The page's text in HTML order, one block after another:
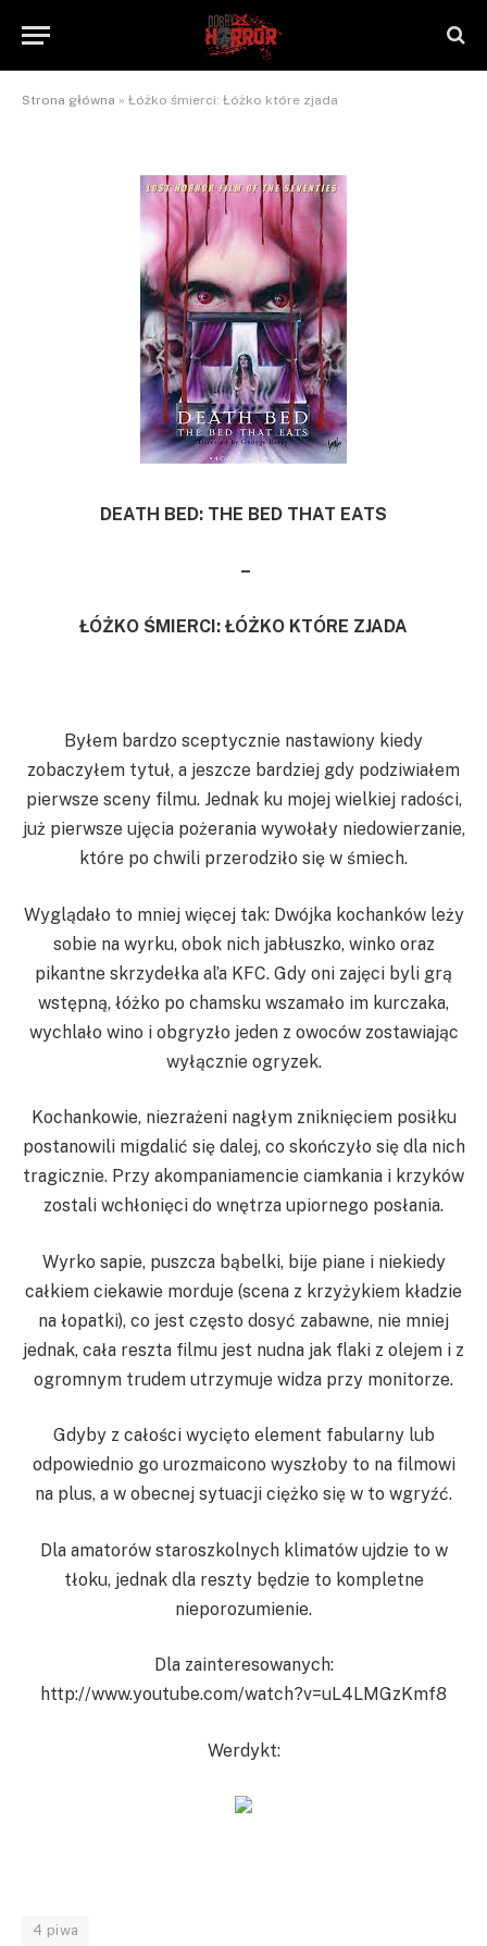
Strona główna » Łóżko śmierci: Łóżko które zjada
NaTrzeźwoNieWarto
2013-01-07
DEATH BED: THE BED THAT EATS
–
ŁÓŻKO ŚMIERCI: ŁÓŻKO KTÓRE ZJADA
Byłem bardzo sceptycznie nastawiony kiedy
zobaczyłem tytuł, a jeszcze bardziej gdy podziwiałem
pierwsze sceny filmu. Jednak ku mojej wielkiej radości,
już pierwsze ujęcia pożerania wywołały niedowierzanie,
które po chwili przerodziło się w śmiech.
Wyglądało to mniej więcej tak: Dwójka kochanków leży
sobie na wyrku, obok nich jabłuszko, winko oraz
pikantne skrzydełka al’a KFC. Gdy oni zajęci byli grą
wstępną, łóżko po chamsku wszamało im kurczaka,
wychlało wino i obgryzło jeden z owoców zostawiając
wyłącznie ogryzek.
Kochankowie, niezrażeni nagłym zniknięciem posiłku
postanowili migdalić się dalej, co skończyło się dla nich
tragicznie. Przy akompaniamencie ciamkania i krzyków
zostali wchłonięci do wnętrza upiornego posłania.
Wyrko sapie, puszcza bąbelki, bije piane i niekiedy
całkiem ciekawie morduje (scena z krzyżykiem kładzie
na łopatki), co jest często dosyć zabawne, nie mniej
jednak, cała reszta filmu jest nudna jak flaki z olejem i z
ogromnym trudem utrzymuje widza przy monitorze.
Gdyby z całości wycięto element fabularny lub
odpowiednio go urozmaicono wyszłoby to na filmowi
na plus, a w obecnej sytuacji ciężko się w to wgryźć.
Dla amatorów staroszkolnych klimatów ujdzie to w
tłoku, jednak dla reszty będzie to kompletne
nieporozumienie.
Dla zainteresowanych:
http://www.youtube.com/watch?v=uL4LMGzKmf8
Werdykt:
4 piwa